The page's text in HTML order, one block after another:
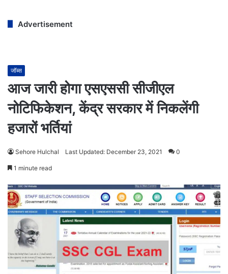
Advertisement